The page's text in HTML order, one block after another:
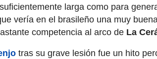
larga como para
vería en el brasileño una muy
competencia al arco de La
tras su grave lesión fue un hito